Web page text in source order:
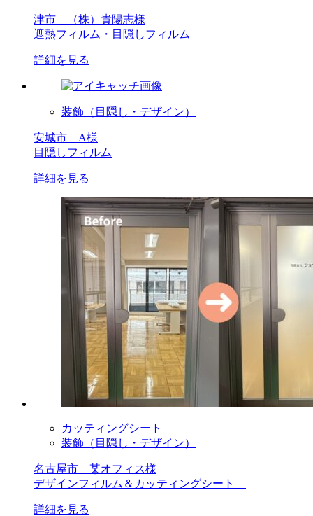
津市 （株）貴陽志様
遮熱フィルム・目隠しフィルム
詳細を見る
装飾（目隠し・デザイン）
安城市 A様
目隠しフィルム
詳細を見る
カッティングシート
装飾（目隠し・デザイン）
名古屋市 某オフィス様
デザインフィルム＆カッティングシート
詳細を見る